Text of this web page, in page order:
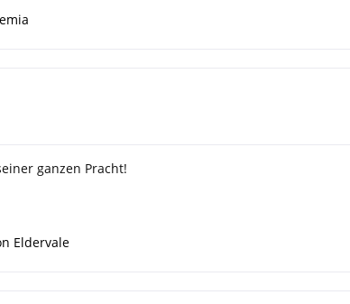
ganzen Pracht!
Eldervale